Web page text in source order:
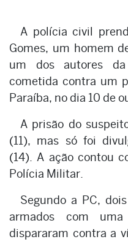
A polícia civil
Gomes, um homem
um dos autores
cometida contra um
Paraíba, no dia 10 de
A prisão do
(11), mas só foi
(14). A ação contou
Polícia Militar.
Segundo a PC,
armados com
dispararam contra a